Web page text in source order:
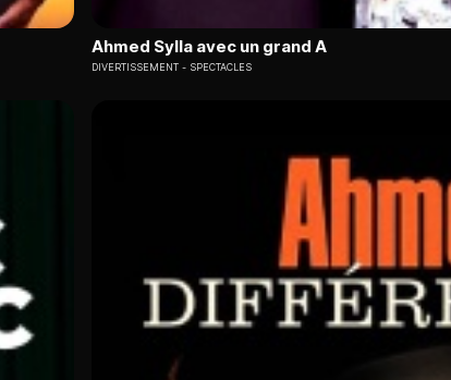
Ahmed Sylla avec un grand A
DIVERTISSEMENT SPECTACLES